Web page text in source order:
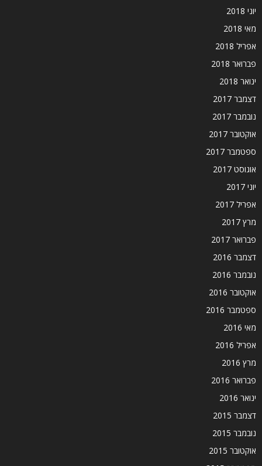
יוני 2018
מאי 2018
אפריל 2018
פברואר 2018
ינואר 2018
דצמבר 2017
נובמבר 2017
אוקטובר 2017
ספטמבר 2017
אוגוסט 2017
יוני 2017
אפריל 2017
מרץ 2017
פברואר 2017
דצמבר 2016
נובמבר 2016
אוקטובר 2016
ספטמבר 2016
מאי 2016
אפריל 2016
מרץ 2016
פברואר 2016
ינואר 2016
דצמבר 2015
נובמבר 2015
אוקטובר 2015